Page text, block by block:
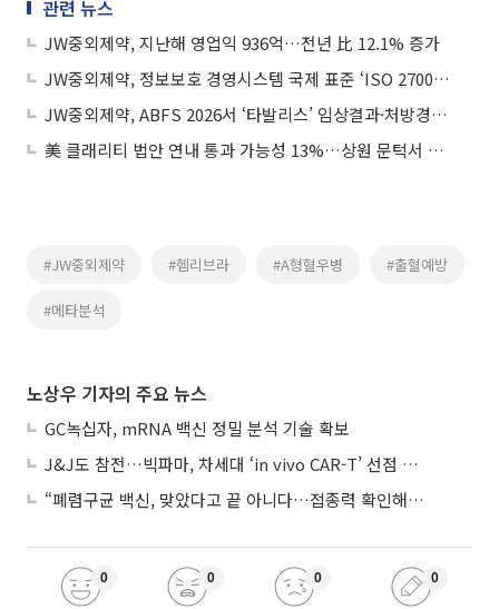
관련 뉴스
JW중외제약, 지난해 영업익 936억…전년 比 12.1% 증가
JW중외제약, 정보보호 경영시스템 국제 표준 ‘ISO 27001’ 재인증 획득
JW중외제약, ABFS 2026서 ‘타발리스’ 임상결과·처방경험 공유
美 클래리티 법안 연내 통과 가능성 13%…상원 문턱서 제동
#JW중외제약 #헴리브라 #A형혈우병 #출혈예방
#메타분석
노상우 기자의 주요 뉴스
GC녹십자, mRNA 백신 정밀 분석 기술 확보
J&J도 참전…빅파마, 차세대 ‘in vivo CAR-T’ 선점 경쟁 본격화
“폐렴구균 백신, 맞았다고 끝 아니다…접종력 확인해야”
0 0 0 0